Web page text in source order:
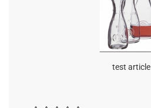
test article